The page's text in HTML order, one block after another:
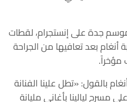
جدة على إنستجرام، لقطات
بعد تعافيها من الجراحة
بالقول: «تطل علينا الفنانة
ليالينا‏ بأغاني مليانة